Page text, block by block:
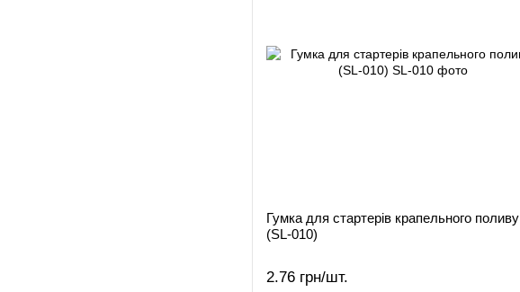
Гумка для стартерів крапельного поливу
(SL-010)
2.76 грн/шт.